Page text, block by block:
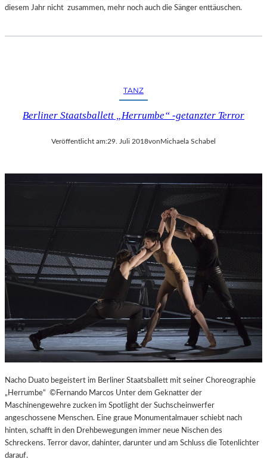
diesem Jahr nicht zusammen, mehr noch auch die Sänger enttäuschen.
TANZ
Berliner Staatsballett „Herrumbe“ -getanzter Terror
Veröffentlicht am:29. Juli 2018vonMichaela Schabel
Nacho Duato begeistert im Berliner Staatsballett mit seiner Choreographie
„Herrumbe“ ©Fernando Marcos Unter dem Geknatter der
Maschinengewehre zucken im Spotlight der Suchscheinwerfer
angeschossene Menschen. Eine graue Monumentalmauer schiebt nach
hinten, schafft in den Drehbewegungen immer neue Nischen des
Schreckens. Terror davor, dahinter, darunter und am Schluss die Totenlichter
darauf.